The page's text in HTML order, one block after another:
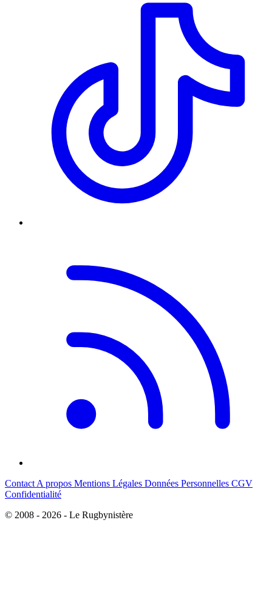
Contact A propos Mentions Légales Données Personnelles CGV
Confidentialité
© 2008 - 2026 - Le Rugbynistère